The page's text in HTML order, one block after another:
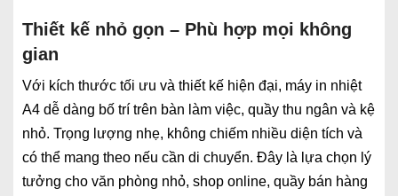
Thiết kế nhỏ gọn – Phù hợp mọi không
gian
Với kích thước tối ưu và thiết kế hiện đại, máy in nhiệt
A4 dễ dàng bố trí trên bàn làm việc, quầy thu ngân và kệ
nhỏ. Trọng lượng nhẹ, không chiếm nhiều diện tích và
có thể mang theo nếu cần di chuyển. Đây là lựa chọn lý
tưởng cho văn phòng nhỏ, shop online, quầy bán hàng